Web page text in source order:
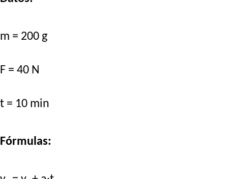
m = 200 g
F = 40 N
t = 10 min
Fórmulas: